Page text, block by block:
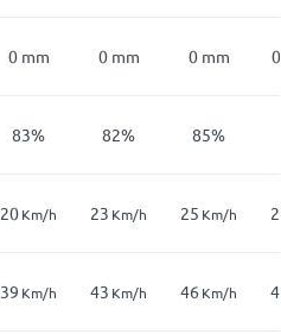
0 mm 0 mm 0 mm
83% 82% 85%
20Km/h 23 Km/h 25 Km/h
39 Km/h 43 Km/h 46 Km/h